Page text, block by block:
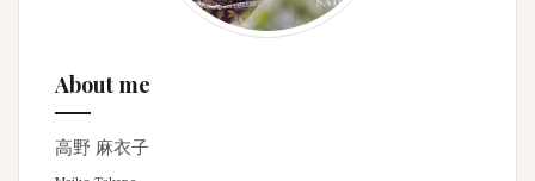
About me
高野 麻衣子